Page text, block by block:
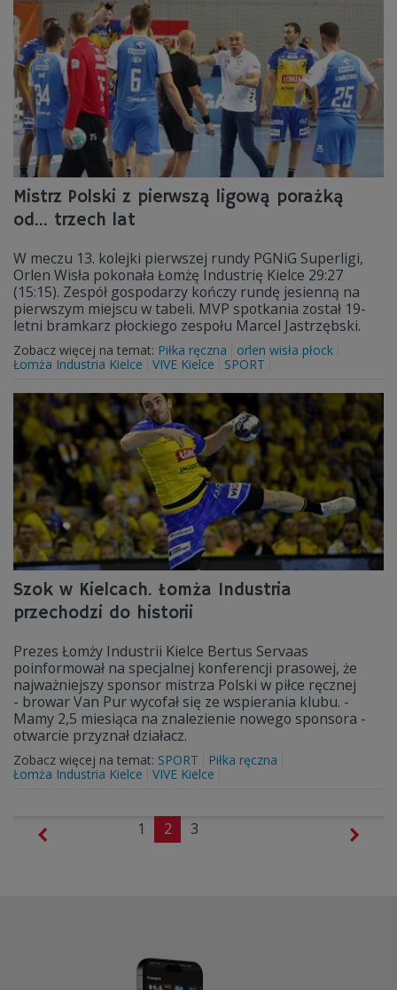
Mistrz Polski z pierwszą ligową porażką
od... trzech lat
W meczu 13. kolejki pierwszej rundy PGNiG Superligi,
Orlen Wisła pokonała Łomżę Industrię Kielce 29:27
(15:15). Zespół gospodarzy kończy rundę jesienną na
pierwszym miejscu w tabeli. MVP spotkania został 19-
letni bramkarz płockiego zespołu Marcel Jastrzębski.
Zobacz więcej na temat: Piłka ręczna
orlen wisła płock
Łomża Industria Kielce
VIVE Kielce SPORT
Szok w Kielcach. Łomża Industria
przechodzi do historii
Prezes Łomży Industrii Kielce Bertus Servaas
poinformował na specjalnej konferencji prasowej, że
najważniejszy sponsor mistrza Polski w piłce ręcznej
- browar Van Pur wycofał się ze wspierania klubu. -
Mamy 2,5 miesiąca na znalezienie nowego sponsora -
otwarcie przyznał działacz.
Zobacz więcej na temat: SPORT
Piłka ręczna
Łomża Industria Kielce
VIVE Kielce
1 2 3